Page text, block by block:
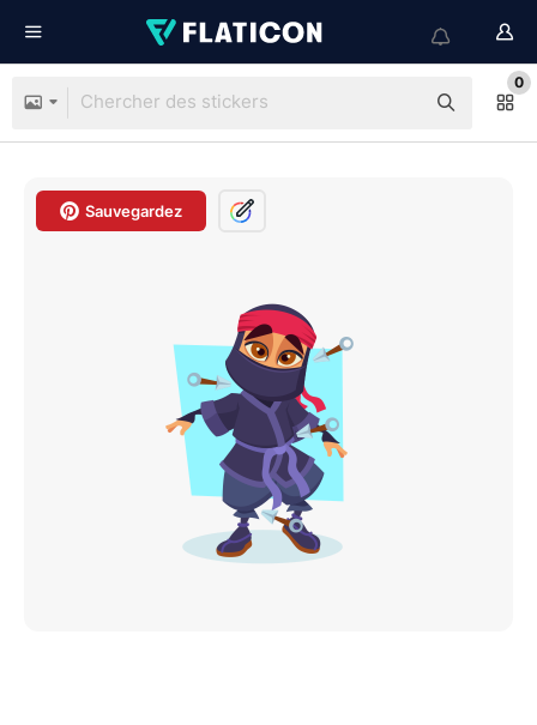
0
Sauvegardez